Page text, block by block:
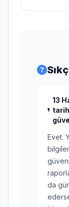
13
Evet.
da